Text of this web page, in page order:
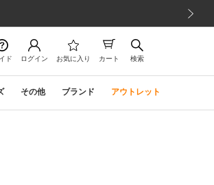
ド ログイン お気に入り カート 検索
その他 ブランド アウトレット